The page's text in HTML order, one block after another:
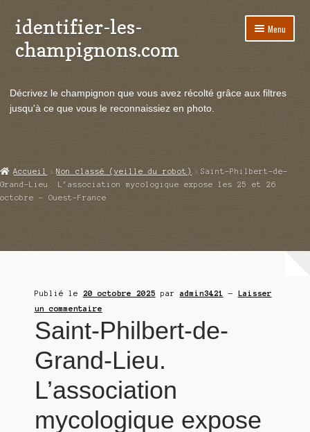
Aller
à
la
Aller
au
contenu
identifier-les-
champignons.com
Menu
le
Actualités
menu
enfant
Echanges et contacts
Ouvrir
le
Mycologie
Décrivez le champignon que vous avez récolté grâce aux filtres
jusqu'à ce que vous le reconnaissiez en photo.
Accueil Non classé (veille du robot)
Saint-Philbert-de-
Grand-Lieu. L’association mycologique expose les 25 et 26
octobre – Ouest-France
Publié le 20 octobre 2025 paradmin3421 — Laisser
un commentaire
Saint-Philbert-de-
Grand-Lieu.
L’association
mycologique expose